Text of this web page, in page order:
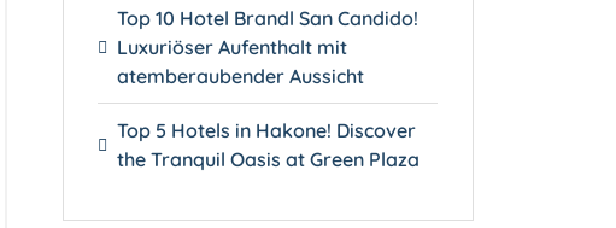
Top 10 Hotel Brandl San Candido!
Luxuriöser Aufenthalt mit
atemberaubender Aussicht
Top 5 Hotels in Hakone! Discover
the Tranquil Oasis at Green Plaza